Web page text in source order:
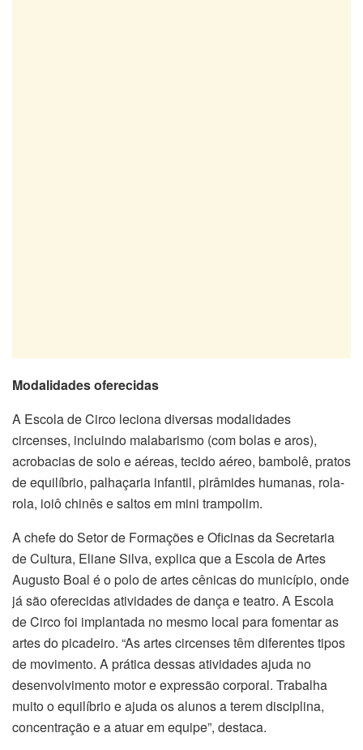
Modalidades oferecidas
A Escola de Circo leciona diversas modalidades
circenses, incluindo malabarismo (com bolas e aros),
acrobacias de solo e aéreas, tecido aéreo, bambolê, pratos
de equilíbrio, palhaçaria infantil, pirâmides humanas, rola-
rola, ioiô chinês e saltos em mini trampolim.
A chefe do Setor de Formações e Oficinas da Secretaria
de Cultura, Eliane Silva, explica que a Escola de Artes
Augusto Boal é o polo de artes cênicas do município, onde
já são oferecidas atividades de dança e teatro. A Escola
de Circo foi implantada no mesmo local para fomentar as
artes do picadeiro. “As artes circenses têm diferentes tipos
de movimento. A prática dessas atividades ajuda no
desenvolvimento motor e expressão corporal. Trabalha
muito o equilíbrio e ajuda os alunos a terem disciplina,
concentração e a atuar em equipe”, destaca.